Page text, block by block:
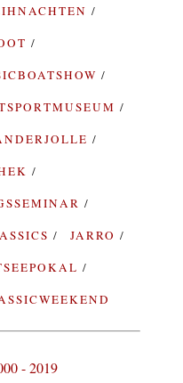
JARRO
- 2019